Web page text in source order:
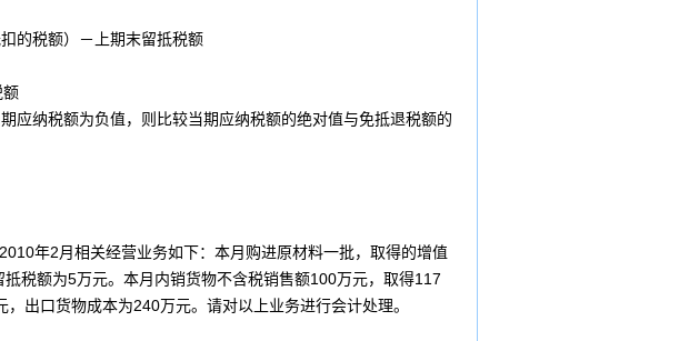
的税额）－上期末留抵税额
纳税额为负值，则比较当期应纳税额的绝对值与免抵退税额的
年2月相关经营业务如下：本月购进原材料一批，取得的增值
税额为5万元。本月内销货物不含税销售额100万元，取得117
出口货物成本为240万元。请对以上业务进行会计处理。